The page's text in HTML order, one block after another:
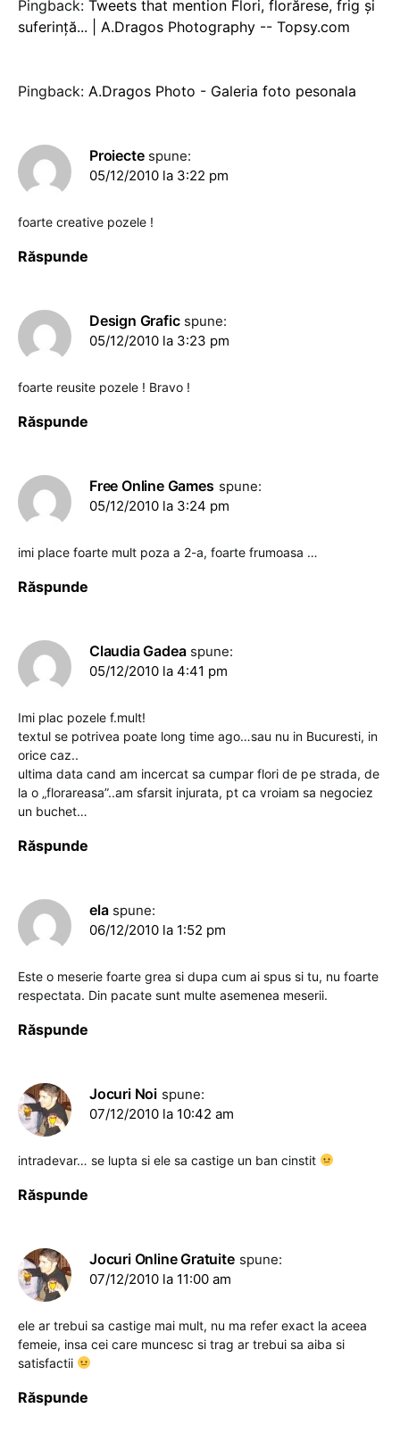
Pingback: Tweets that mention Flori, florărese, frig şi
suferinţă... | A.Dragos Photography -- Topsy.com
Pingback: A.Dragos Photo - Galeria foto pesonala
Proiecte spune:
05/12/2010 la 3:22 pm
foarte creative pozele !
Răspunde
Design Grafic spune:
05/12/2010 la 3:23 pm
foarte reusite pozele ! Bravo !
Răspunde
Free Online Games spune:
05/12/2010 la 3:24 pm
imi place foarte mult poza a 2-a, foarte frumoasa …
Răspunde
Claudia Gadea spune:
05/12/2010 la 4:41 pm
Imi plac pozele f.mult!
textul se potrivea poate long time ago…sau nu in Bucuresti, in
orice caz..
ultima data cand am incercat sa cumpar flori de pe strada, de
la o „florareasa”..am sfarsit injurata, pt ca vroiam sa negociez
un buchet…
Răspunde
ela spune:
06/12/2010 la 1:52 pm
Este o meserie foarte grea si dupa cum ai spus si tu, nu foarte
respectata. Din pacate sunt multe asemenea meserii.
Răspunde
Jocuri Noi spune:
07/12/2010 la 10:42 am
intradevar… se lupta si ele sa castige un ban cinstit
Răspunde
Jocuri Online Gratuite spune:
07/12/2010 la 11:00 am
ele ar trebui sa castige mai mult, nu ma refer exact la aceea
femeie, insa cei care muncesc si trag ar trebui sa aiba si
satisfactii
Răspunde